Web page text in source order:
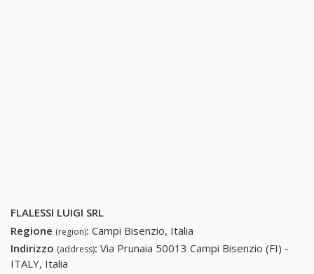
FLALESSI LUIGI SRL
Regione (region): Campi Bisenzio, Italia
Indirizzo (address): Via Prunaia 50013 Campi Bisenzio (FI) -
ITALY, Italia